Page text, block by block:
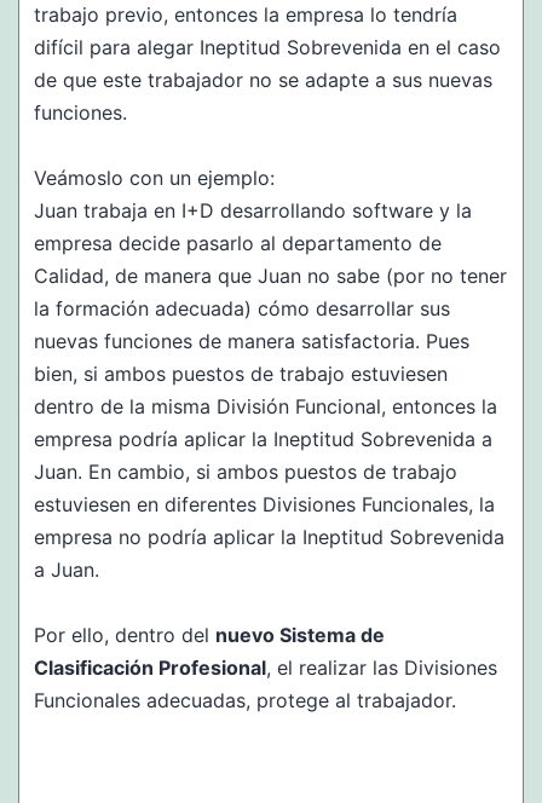
trabajo previo, entonces la empresa lo tendría
difícil para alegar Ineptitud Sobrevenida en el caso
de que este trabajador no se adapte a sus nuevas
funciones.
Veámoslo con un ejemplo:
Juan trabaja en I+D desarrollando software y la
empresa decide pasarlo al departamento de
Calidad, de manera que Juan no sabe (por no tener
la formación adecuada) cómo desarrollar sus
nuevas funciones de manera satisfactoria. Pues
bien, si ambos puestos de trabajo estuviesen
dentro de la misma División Funcional, entonces la
empresa podría aplicar la Ineptitud Sobrevenida a
Juan. En cambio, si ambos puestos de trabajo
estuviesen en diferentes Divisiones Funcionales, la
empresa no podría aplicar la Ineptitud Sobrevenida
a Juan.
Por ello, dentro del nuevo Sistema de
Clasificación Profesional, el realizar las Divisiones
Funcionales adecuadas, protege al trabajador.